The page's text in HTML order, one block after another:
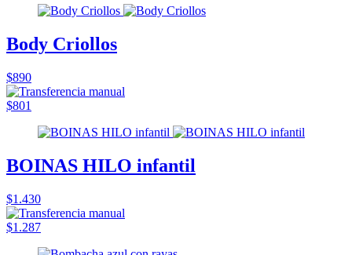
Body Criollos
$890
$801
BOINAS HILO infantil
$1.430
$1.287